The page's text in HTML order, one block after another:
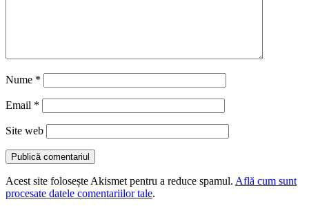
Nume *
Email *
Site web
Acest site folosește Akismet pentru a reduce spamul. Află cum sunt
procesate datele comentariilor tale.